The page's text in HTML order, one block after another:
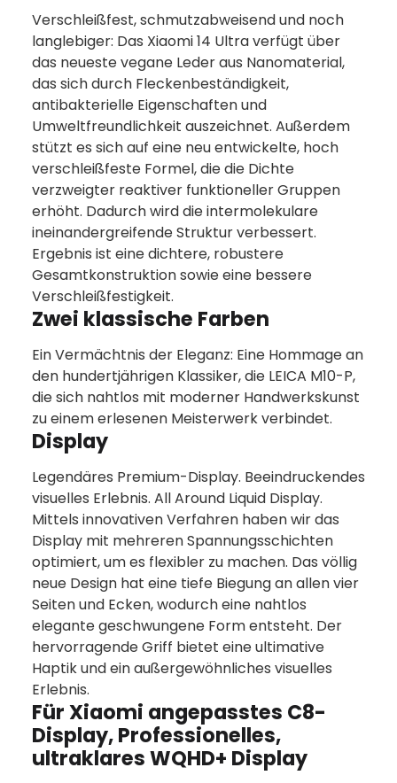
Verschleißfest, schmutzabweisend und noch
langlebiger: Das Xiaomi 14 Ultra verfügt über
das neueste vegane Leder aus Nanomaterial,
das sich durch Fleckenbeständigkeit,
antibakterielle Eigenschaften und
Umweltfreundlichkeit auszeichnet. Außerdem
stützt es sich auf eine neu entwickelte, hoch
verschleißfeste Formel, die die Dichte
verzweigter reaktiver funktioneller Gruppen
erhöht. Dadurch wird die intermolekulare
ineinandergreifende Struktur verbessert.
Ergebnis ist eine dichtere, robustere
Gesamtkonstruktion sowie eine bessere
Verschleißfestigkeit.
Zwei klassische Farben
Ein Vermächtnis der Eleganz: Eine Hommage an
den hundertjährigen Klassiker, die LEICA M10-P,
die sich nahtlos mit moderner Handwerkskunst
zu einem erlesenen Meisterwerk verbindet.
Display
Legendäres Premium-Display. Beeindruckendes
visuelles Erlebnis. All Around Liquid Display.
Mittels innovativen Verfahren haben wir das
Display mit mehreren Spannungsschichten
optimiert, um es flexibler zu machen. Das völlig
neue Design hat eine tiefe Biegung an allen vier
Seiten und Ecken, wodurch eine nahtlos
elegante geschwungene Form entsteht. Der
hervorragende Griff bietet eine ultimative
Haptik und ein außergewöhnliches visuelles
Erlebnis.
Für Xiaomi angepasstes C8-
Display, Professionelles,
ultraklares WQHD+ Display